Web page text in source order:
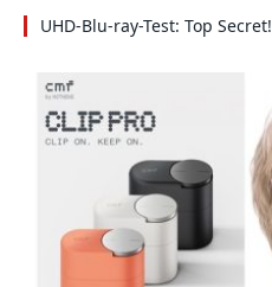
UHD-Blu-ray-Test: Top Secret!